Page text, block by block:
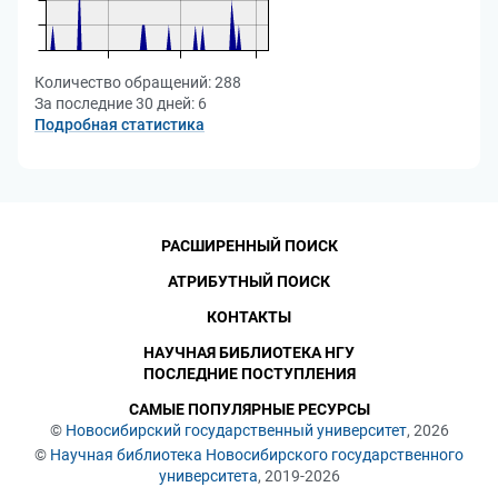
Количество обращений:288
За последние 30 дней: 6
Подробная статистика
© Новосибирский государственный университет, 2026
© Научная библиотека Новосибирского государственного
университета, 2019-2026
РАСШИРЕННЫЙ ПОИСК
АТРИБУТНЫЙ ПОИСК
КОНТАКТЫ
НАУЧНАЯ БИБЛИОТЕКА НГУ
ПОСЛЕДНИЕ ПОСТУПЛЕНИЯ
САМЫЕ ПОПУЛЯРНЫЕ РЕСУРСЫ